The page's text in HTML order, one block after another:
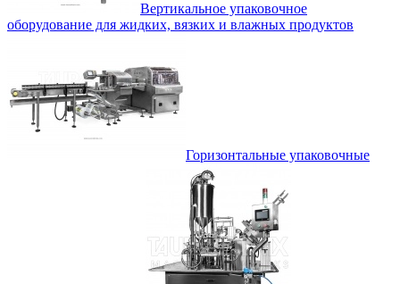
Вертикальное упаковочное
оборудование для жидких, вязких и влажных продуктов
Горизонтальные упаковочные